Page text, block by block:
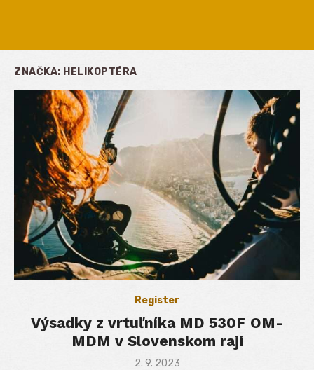
ZNAČKA: HELIKOPTÉRA
Register
Výsadky z vrtuľníka MD 530F OM-
MDM v Slovenskom raji
Posted
2. 9. 2023